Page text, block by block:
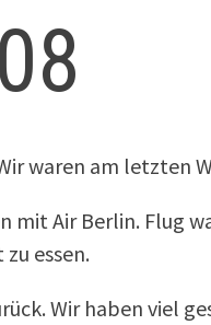
waren am letzten
mit Air Berlin. Flug
essen.
Wir haben viel